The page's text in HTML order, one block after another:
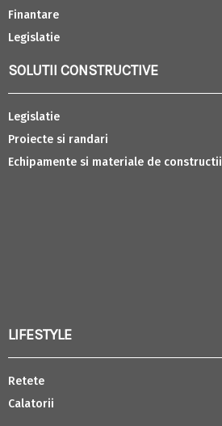
Finantare
Legislatie
SOLUTII CONSTRUCTIVE
Legislatie
Proiecte si randari
Echipamente si materiale de constructii
LIFESTYLE
Retete
Calatorii